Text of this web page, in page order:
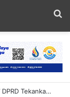
Bimtek KPU Bali Perkuat Mekanisme PAW DPRD Tekankan Ketelitian Dan Kepastian Hukum